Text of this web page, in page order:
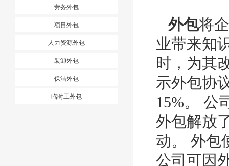
劳务外包
项目外包
人力资源外包
装卸外包
保洁外包
临时工外包
外包将
业带来知
时，为其
示外包协
15%。 公
外包解放
动。 外包
公司可因